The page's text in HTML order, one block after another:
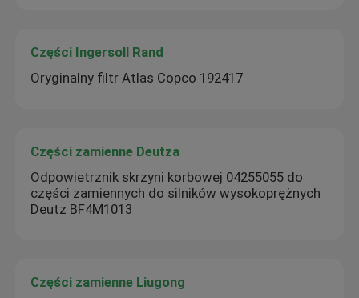
Części Ingersoll Rand
Oryginalny filtr Atlas Copco 192417
Części zamienne Deutza
Odpowietrznik skrzyni korbowej 04255055 do
części zamiennych do silników wysokoprężnych
Deutz BF4M1013
Części zamienne Liugong